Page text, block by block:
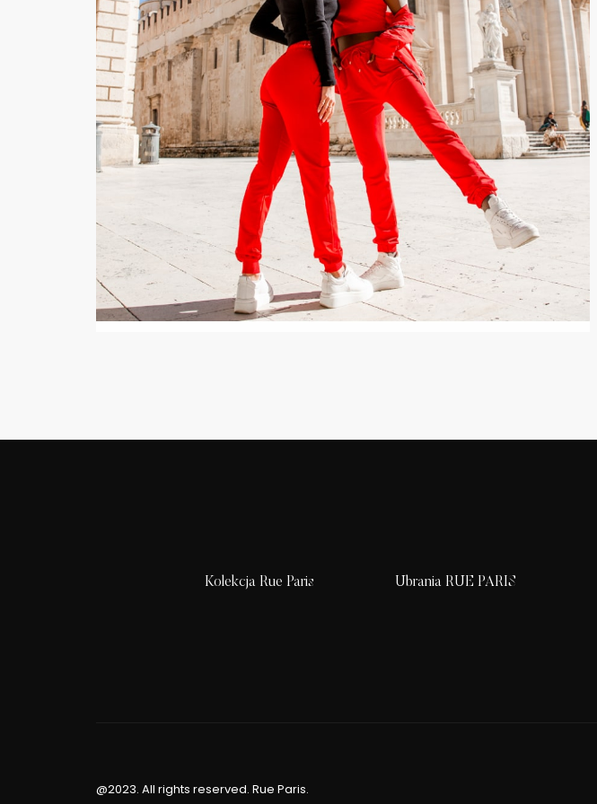
Kolekcja Rue Paris Ubrania RUE PARIS
@2023. All rights reserved. Rue Paris.